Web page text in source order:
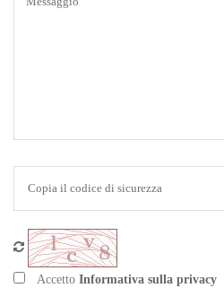
Accetto Informativa sulla privacy